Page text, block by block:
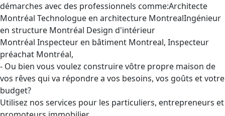
démarches avec des professionnels comme:Architecte
Montréal Technologue en architecture MontrealIngénieur
en structure Montréal Design d'intérieur
Montréal Inspecteur en bâtiment Montreal, Inspecteur
préachat Montréal,
- Ou bien vous voulez construire vôtre propre maison de
vos rêves qui va répondre a vos besoins, vos goûts et votre
budget?
Utilisez nos services pour les particuliers, entrepreneurs et